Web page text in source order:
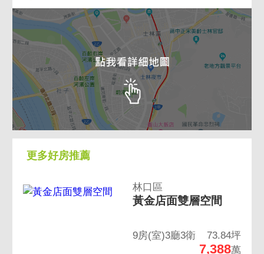
更多好房推薦
林口區
黃金店面雙層空間
9房(室)3廳3衛 73.84坪
7,388萬